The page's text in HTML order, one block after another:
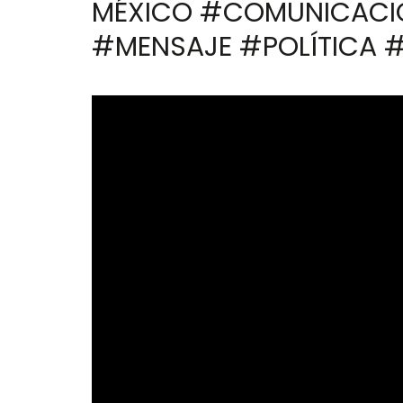
MÉXICO
#MENSAJE #POLÍTICA